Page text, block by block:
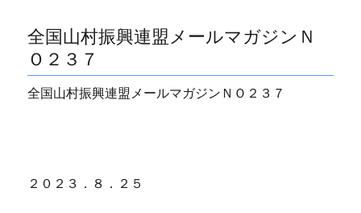
全国山村振興連盟メールマガジンＮ
Ｏ２３７
全国山村振興連盟メールマガジンＮＯ２３７
２０２３．８．２５